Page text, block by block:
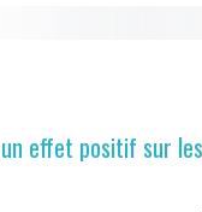
effet positif sur